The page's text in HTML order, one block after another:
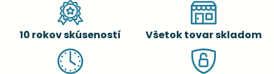
10 rokov skúseností Všetok tovar skladom